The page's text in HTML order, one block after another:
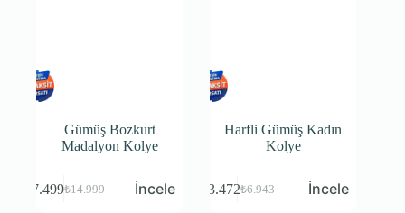
Gümüş Bozkurt
Madalyon Kolye
₺14.999
7.499
Harfli Gümüş Kadın
Kolye
₺6.943
3.472